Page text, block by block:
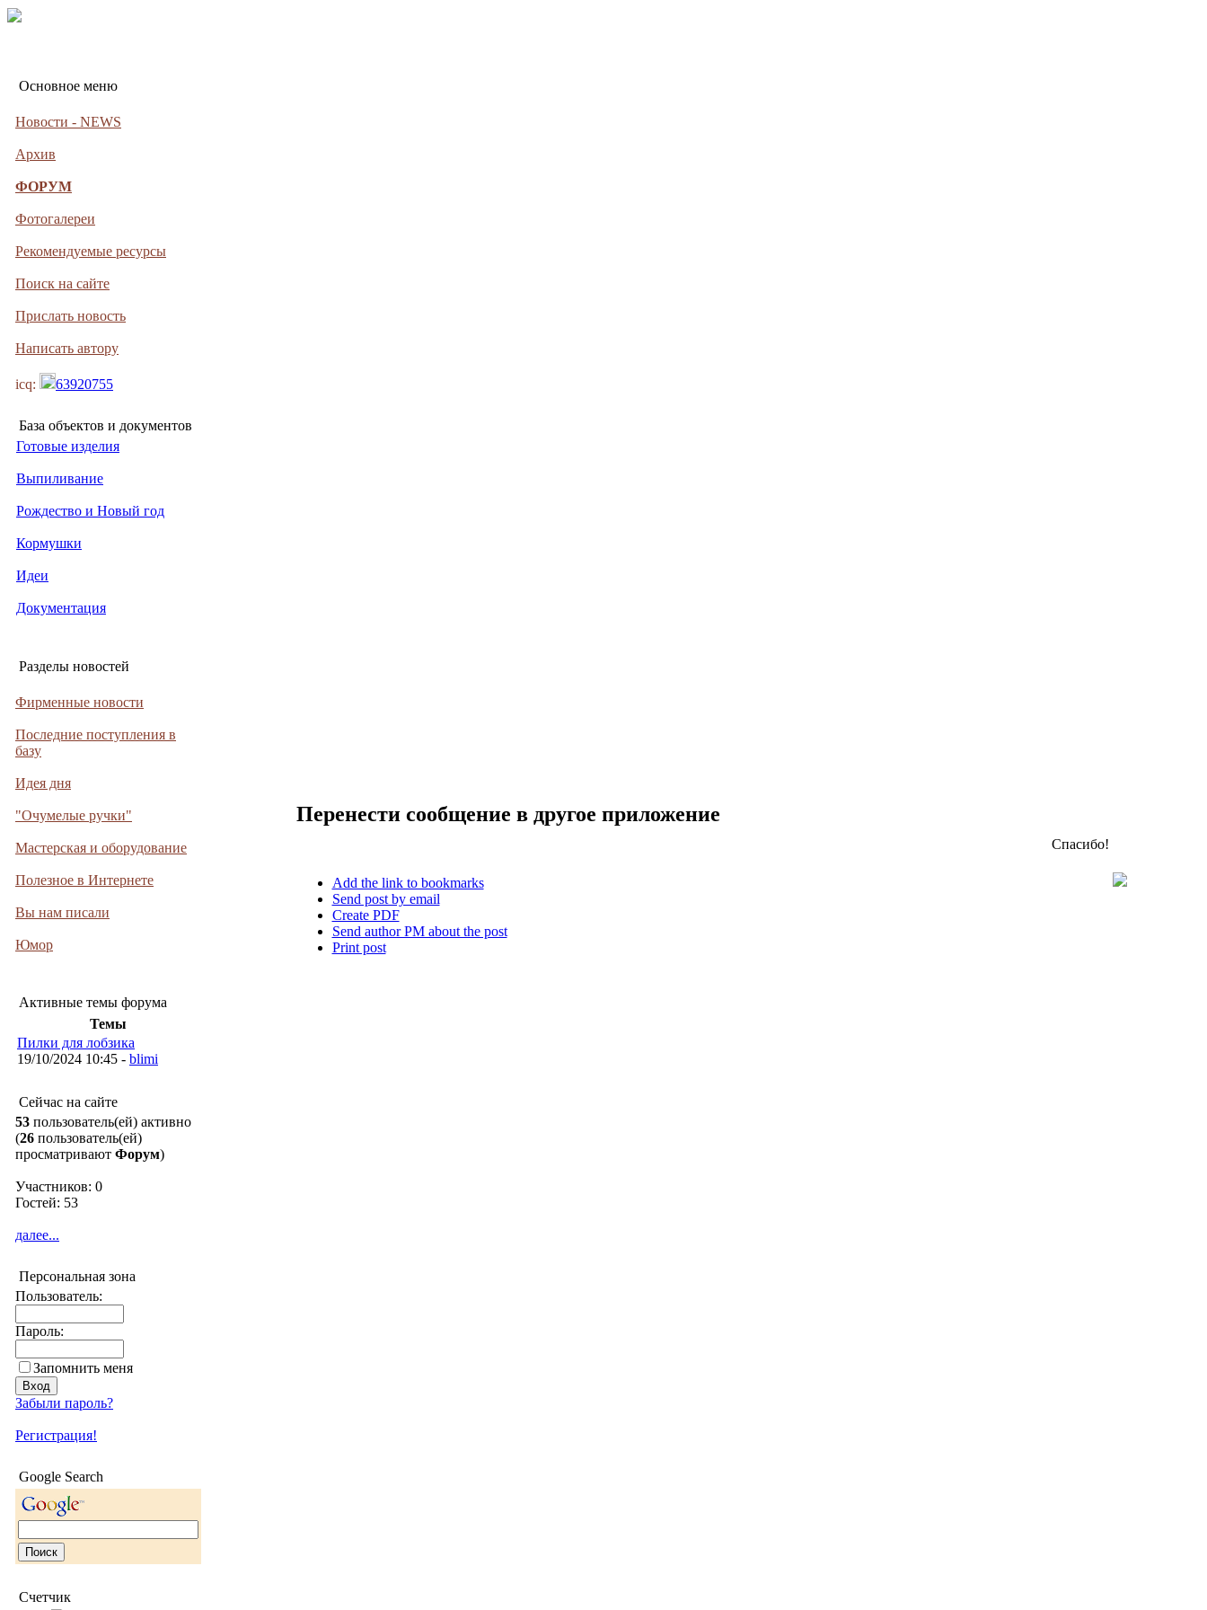
Основное меню
Новости - NEWS
Архив
ФОРУМ
Фотогалереи
Рекомендуемые ресурсы
Поиск на сайте
Прислать новость
Написать автору
icq: 63920755
База объектов и документов
Готовые изделия
Выпиливание
Рождество и Новый год
Кормушки
Идеи
Документация
Разделы новостей
Фирменные новости
Последние поступления в
базу
Идея дня
"Очумелые ручки"
Мастерская и оборудование
Полезное в Интернете
Вы нам писали
Юмор
Активные темы форума
Темы
Пилки для лобзика
19/10/2024 10:45 - blimi
Сейчас на сайте
53 пользователь(ей) активно
(26 пользователь(ей)
просматривают Форум)
Участников: 0
Гостей: 53
далее...
Персональная зона
Пользователь:
Пароль:
Запомнить меня
Забыли пароль?
Регистрация!
Google Search
Счетчик
Перенести сообщение в другое приложение
Add the link to bookmarks
Send post by email
Create PDF
Send author PM about the post
Print post
Спасибо!